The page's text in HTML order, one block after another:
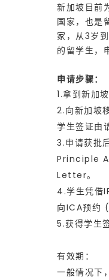
书
的
不
同
影
响
新加坡目前
国家，也是
家，从3岁
的留学生，
申请步骤：
1.拿到新加
2.向新加坡
学生签证由
3.申请获批
Principle
Letter。
4.学生凭借
向ICA预约
5.获得学生
有效期：
一般情况下